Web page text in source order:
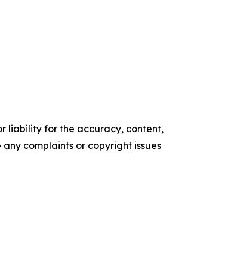
liability for the accuracy, content,
complaints or copyright issues